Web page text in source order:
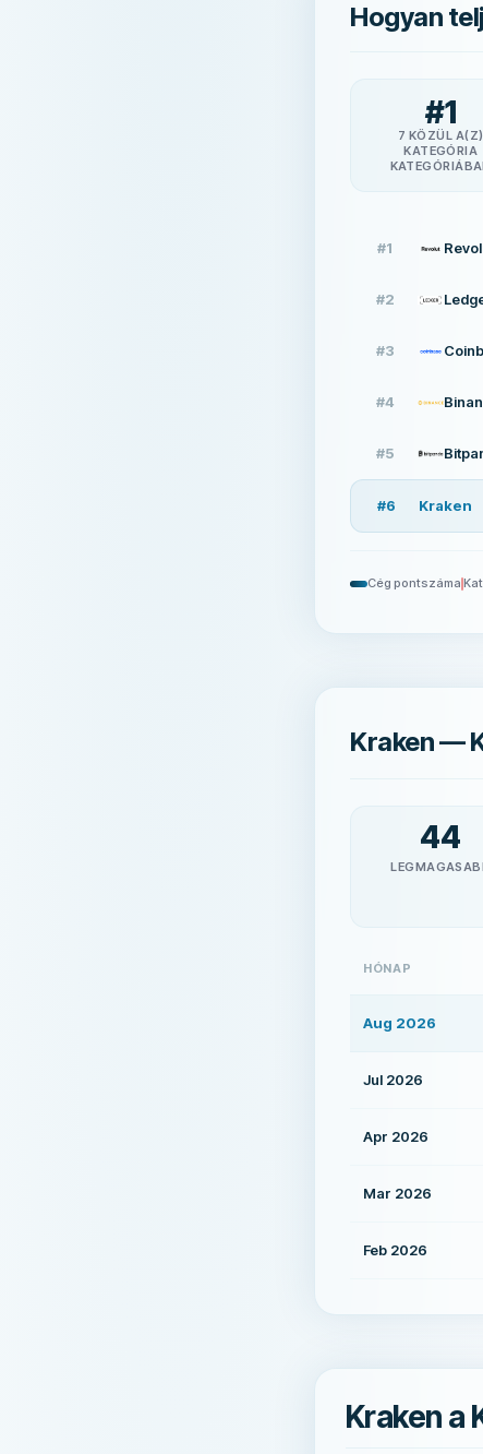
Hogyan
#1
7 KÖZÜL A(Z)
KATEGÓRIA
#1
#2
#3
#4
#5
#6 Kraken
Cég pontszáma
Kraken —
44
HÓNAP
Aug 2026
Jul 2026
Apr 2026
Mar 2026
Feb 2026
Kraken a